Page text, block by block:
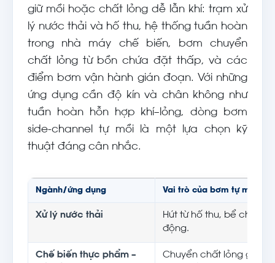
giữ mồi hoặc chất lỏng dễ lẫn khí: trạm xử
lý nước thải và hố thu, hệ thống tuần hoàn
trong nhà máy chế biến, bơm chuyển
chất lỏng từ bồn chứa đặt thấp, và các
điểm bơm vận hành gián đoạn. Với những
ứng dụng cần độ kín và chân không như
tuần hoàn hỗn hợp khí–lỏng, dòng bơm
side-channel tự mồi là một lựa chọn kỹ
thuật đáng cân nhắc.
Ngành/ứng dụng Vai trò của bơm tự mồi
Xử lý nước thải
Hút từ hố thu, bể chìm
động.
Chế biến thực phẩm –
Chuyển chất lỏng giữa